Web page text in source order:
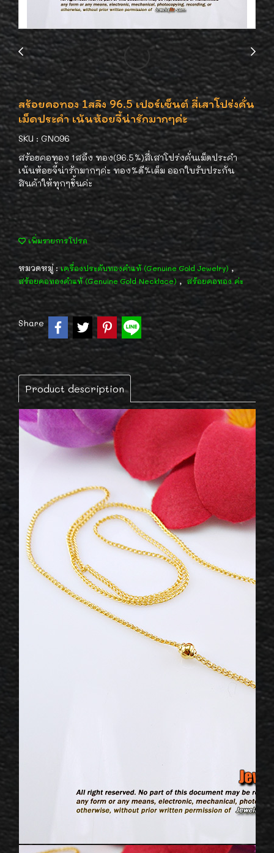
สร้อยคอทอง 1สลึง 96.5 เปอร์เซ็นต์ สี่เสาโปร่งคั่น
เม็ดประคำ เน้นห้อยจี้น่ารักมากๆค่ะ
SKU : GN096
สร้อยคอทอง 1สลึง ทอง(96.5%)สี่เสาโปร่งคั่นเม็ดประคำ
เน้นห้อยจี้น่ารักมากๆค่ะ ทอง%ดี%เต็ม ออกใบรับประกัน
สินค้าให้ทุกๆชิ้นค่ะ
เพิ่มรายการโปรด
หมวดหมู่ :เครื่องประดับทองคำแท้ (Genuine Gold Jewelry) ,
สร้อยคอทองคำแท้ (Genuine Gold Necklace) , สร้อยคอทอง ค่ะ
Share
Product description